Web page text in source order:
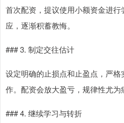
首次配资，提议使用小额资金进
应，逐渐积蓄教悔。
### 3. 制定交往估计
设定明确的止损点和止盈点，严
作。配资会放大盈亏，规律性尤为
### 4. 继续学习与转折